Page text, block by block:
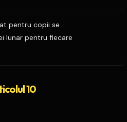
pentru copii se
lunar pentru fiecare
10